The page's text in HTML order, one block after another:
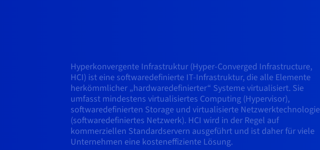
Hyperkonvergente Infrastruktur (Hyper-Converged Infrastructure,
HCI) ist eine softwaredefinierte IT-Infrastruktur, die alle Elemente
herkömmlicher „hardwaredefinierter“ Systeme virtualisiert. Sie
umfasst mindestens virtualisiertes Computing (Hypervisor),
softwaredefinierten Storage und virtualisierte Netzwerktechnologie
(softwaredefiniertes Netzwerk). HCI wird in der Regel auf
kommerziellen Standardservern ausgeführt und ist daher für viele
Unternehmen eine kosteneffiziente Lösung.